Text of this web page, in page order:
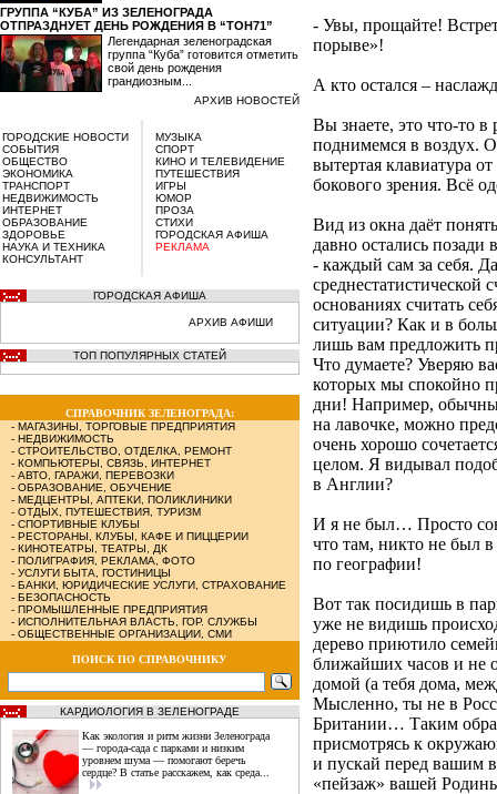
ГРУППА “КУБА” ИЗ ЗЕЛЕНОГРАДА
ОТПРАЗДНУЕТ ДЕНЬ РОЖДЕНИЯ В “ТОН71”
Легендарная зеленоградская
группа “Куба” готовится отметить
свой день рождения
грандиозным...
АРХИВ НОВОСТЕЙ
ГОРОДСКИЕ НОВОСТИ
СОБЫТИЯ
ОБЩЕСТВО
ЭКОНОМИКА
ТРАНСПОРТ
НЕДВИЖИМОСТЬ
ИНТЕРНЕТ
ОБРАЗОВАНИЕ
ЗДОРОВЬЕ
НАУКА И ТЕХНИКА
КОНСУЛЬТАНТ
МУЗЫКА
СПОРТ
КИНО И ТЕЛЕВИДЕНИЕ
ПУТЕШЕСТВИЯ
ИГРЫ
ЮМОР
ПРОЗА
СТИХИ
ГОРОДСКАЯ АФИША
РЕКЛАМА
ГОРОДСКАЯ АФИША
АРХИВ АФИШИ
ТОП ПОПУЛЯРНЫХ СТАТЕЙ
СПРАВОЧНИК ЗЕЛЕНОГРАДА:
- МАГАЗИНЫ, ТОРГОВЫЕ ПРЕДПРИЯТИЯ
- НЕДВИЖИМОСТЬ
- СТРОИТЕЛЬСТВО, ОТДЕЛКА, РЕМОНТ
- КОМПЬЮТЕРЫ, СВЯЗЬ, ИНТЕРНЕТ
- АВТО, ГАРАЖИ, ПЕРЕВОЗКИ
- ОБРАЗОВАНИЕ, ОБУЧЕНИЕ
- МЕДЦЕНТРЫ, АПТЕКИ, ПОЛИКЛИНИКИ
- ОТДЫХ, ПУТЕШЕСТВИЯ, ТУРИЗМ
- СПОРТИВНЫЕ КЛУБЫ
- РЕСТОРАНЫ, КЛУБЫ, КАФЕ И ПИЦЦЕРИИ
- КИНОТЕАТРЫ, ТЕАТРЫ, ДК
- ПОЛИГРАФИЯ, РЕКЛАМА, ФОТО
- УСЛУГИ БЫТА, ГОСТИНИЦЫ
- БАНКИ, ЮРИДИЧЕСКИЕ УСЛУГИ, СТРАХОВАНИЕ
- БЕЗОПАСНОСТЬ
- ПРОМЫШЛЕННЫЕ ПРЕДПРИЯТИЯ
- ИСПОЛНИТЕЛЬНАЯ ВЛАСТЬ, ГОР. СЛУЖБЫ
- ОБЩЕСТВЕННЫЕ ОРГАНИЗАЦИИ, СМИ
ПОИСК ПО СПРАВОЧНИКУ
КАРДИОЛОГИЯ В ЗЕЛЕНОГРАДЕ
Как экология и ритм жизни Зеленограда
— города‑сада с парками и низким
уровнем шума — помогают беречь
сердце? В статье расскажем, как среда...
- Увы, прощайте!
порыве»!
А кто остался –
Вы знаете, это что-то
поднимемся в воздух.
вытертая клавиатура
бокового зрения. Всё
Вид из окна даёт
давно остались
- каждый сам за себя.
среднестатистической
основаниях считать
ситуации? Как и в
лишь вам предложить
Что думаете? Уверяю
которых мы спокойно
дни! Например,
на лавочке, можно
очень хорошо
целом. Я видывал
в Англии?
И я не был… Просто
что там, никто не был
по географии!
Вот так посидишь в
уже не видишь
дерево приютило
ближайших часов и не
домой (а тебя дома,
Мысленно, ты не в
Британии… Таким
присмотрясь к
и пускай перед вашим
«пейзаж» вашей